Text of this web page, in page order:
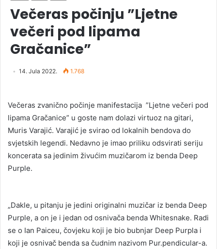
Večeras počinju ”Ljetne
večeri pod lipama
Gračanice”
14. Jula 2022. 1.768
Večeras zvanično počinje manifestacija ”Ljetne večeri pod
lipama Gračanice” u goste nam dolazi virtuoz na gitari,
Muris Varajić. Varajić je svirao od lokalnih bendova do
svjetskih legendi. Nedavno je imao priliku odsvirati seriju
koncerata sa jedinim živućim muzičarom iz benda Deep
Purple.
„Dakle, u pitanju je jedini originalni muzičar iz benda Deep
Purple, a on je i jedan od osnivača benda Whitesnake. Radi
se o Ian Paiceu, čovjeku koji je bio bubnjar Deep Purpla i
koji je osnivač benda sa čudnim nazivom Pur.pendicular-a.